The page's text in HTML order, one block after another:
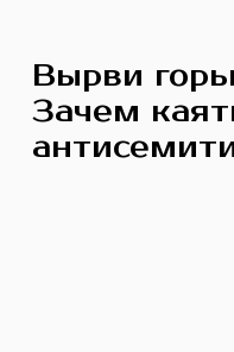
Вырви
Зачем